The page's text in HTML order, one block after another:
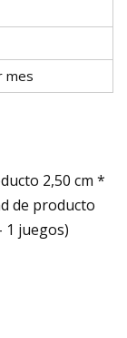
mes
2,50 cm *
de producto
1 juegos)